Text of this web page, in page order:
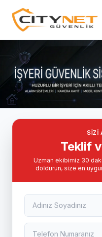
SIZI
Teklif
Uzman ekibimiz 30
doldurun, size en